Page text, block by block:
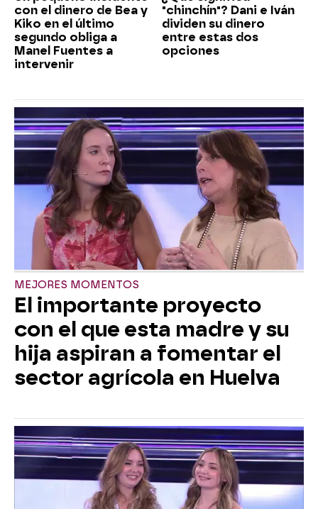
con el dinero de Bea y
Kiko en el último
segundo obliga a
Manel Fuentes a
intervenir
"chinchín"? Dani e Iván
dividen su dinero
entre estas dos
opciones
MEJORES MOMENTOS
El importante proyecto
con el que esta madre y su
hija aspiran a fomentar el
sector agrícola en Huelva